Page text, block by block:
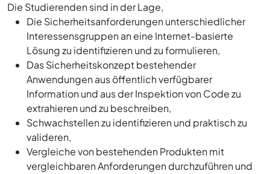
Die Studierenden sind in der Lage,
Die Sicherheitsanforderungen unterschiedlicher
Interessensgruppen an eine Internet-basierte
Lösung zu identifizieren und zu formulieren,
Das Sicherheitskonzept bestehender
Anwendungen aus öffentlich verfügbarer
Information und aus der Inspektion von Code zu
extrahieren und zu beschreiben,
Schwachstellen zu identifizieren und praktisch zu
valideren,
Vergleiche von bestehenden Produkten mit
vergleichbaren Anforderungen durchzuführen und